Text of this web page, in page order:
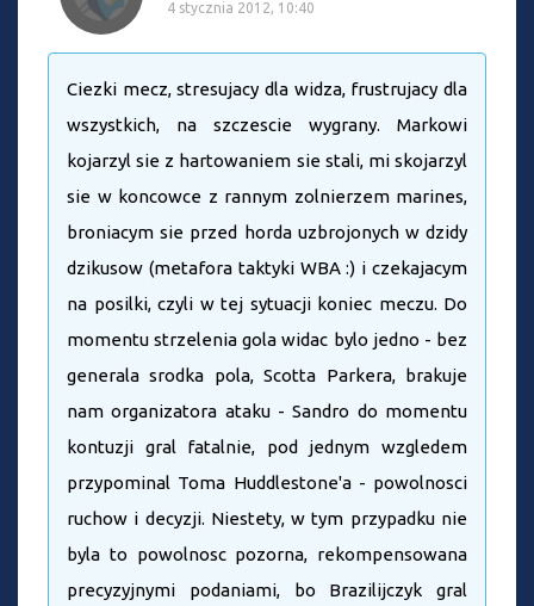
4 stycznia 2012, 10:40
Ciezki mecz, stresujacy dla widza, frustrujacy dla
wszystkich, na szczescie wygrany. Markowi
kojarzyl sie z hartowaniem sie stali, mi skojarzyl
sie w koncowce z rannym zolnierzem marines,
broniacym sie przed horda uzbrojonych w dzidy
dzikusow (metafora taktyki WBA :) i czekajacym
na posilki, czyli w tej sytuacji koniec meczu. Do
momentu strzelenia gola widac bylo jedno - bez
generala srodka pola, Scotta Parkera, brakuje
nam organizatora ataku - Sandro do momentu
kontuzji gral fatalnie, pod jednym wzgledem
przypominal Toma Huddlestone'a - powolnosci
ruchow i decyzji. Niestety, w tym przypadku nie
byla to powolnosc pozorna, rekompensowana
precyzyjnymi podaniami, bo Brazilijczyk gral